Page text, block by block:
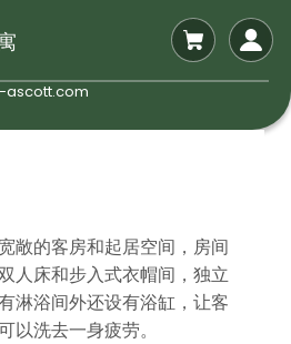
ascott.com
敞的客房和起居空间，房间
人床和步入式衣帽间，独立
淋浴间外还设有浴缸，让客
以洗去一身疲劳。